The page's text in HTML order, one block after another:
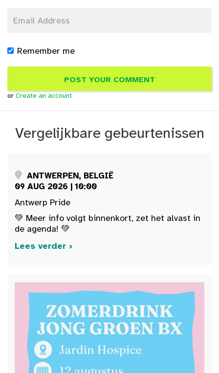
Remember me
or Create an account
Vergelijkbare gebeurtenissen
ANTWERPEN, BELGIË
09 AUG 2026 | 10:00
Antwerp Pride
💚 Meer info volgt binnenkort, zet het alvast in
de agenda! 💚
Lees verder ›